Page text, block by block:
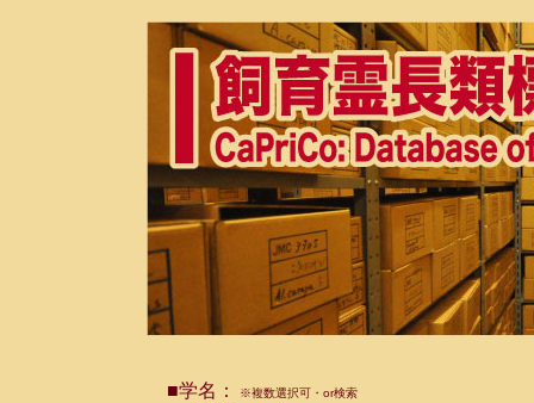
■学名： ※複数選択可・or検索